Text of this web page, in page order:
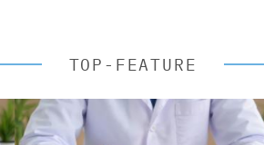
TOP-FEATURE